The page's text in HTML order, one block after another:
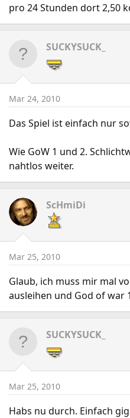
pro 24 Stunden dort 2,50
SUCKYSUCK_
Mar 24, 2010
Das Spiel ist einfach nur
Wie GoW 1 und 2.
nahtlos weiter.
ScHmiDi
Mar 25, 2010
Glaub, ich muss mir mal
ausleihen und God of war
SUCKYSUCK_
Mar 25, 2010
Habs nu durch. Einfach